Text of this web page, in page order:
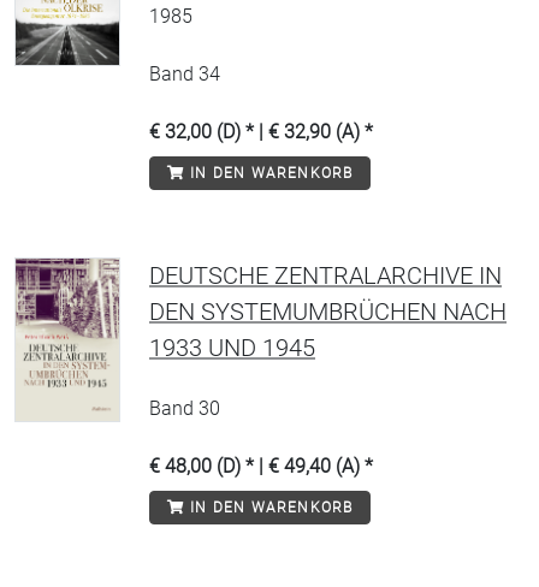
1985
Band 34
€ 32,00 (D) * | € 32,90 (A) *
IN DEN WARENKORB
DEUTSCHE ZENTRALARCHIVE IN
DEN SYSTEMUMBRÜCHEN NACH
1933 UND 1945
Band 30
€ 48,00 (D) * | € 49,40 (A) *
IN DEN WARENKORB